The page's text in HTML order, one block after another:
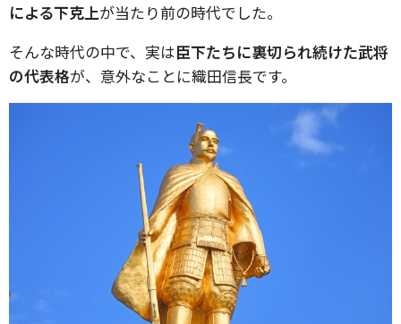
による下克上が当たり前の時代でした。
そんな時代の中で、実は臣下たちに裏切られ続けた武将
の代表格が、意外なことに織田信長です。